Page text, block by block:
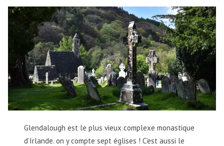
Glendalough est le plus vieux complexe monastique
d’Irlande. on y compte sept églises ! C’est aussi le